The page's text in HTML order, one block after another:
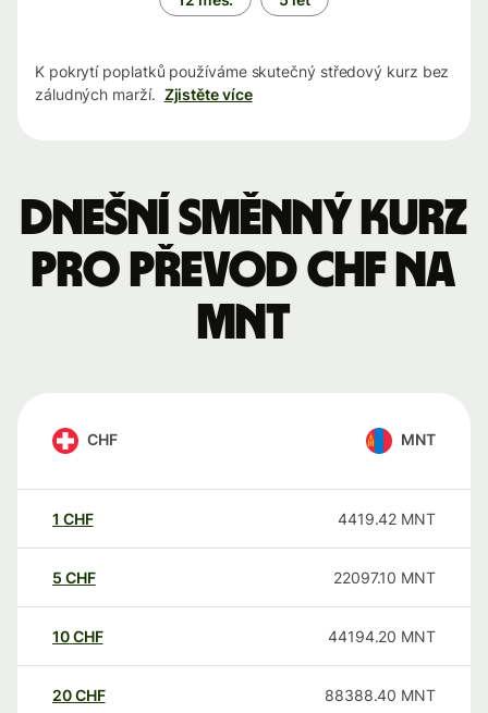
K pokrytí poplatků používáme skutečný středový kurz bez
záludných marží. Zjistěte více
Dnešní směnný kurz
pro převod CHF na
MNT
CHF MNT
1 CHF 4419.42 MNT
5 CHF 22097.10 MNT
10CHF 44194.20 MNT
20CHF 88388.40 MNT